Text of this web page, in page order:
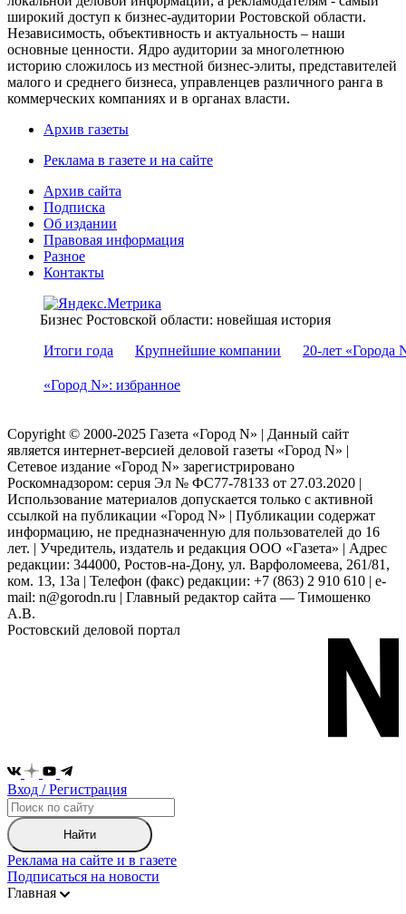
широкий доступ к бизнес-аудитории Ростовской области.
Независимость, объективность и актуальность – наши
основные ценности. Ядро аудитории за многолетнюю
историю сложилось из местной бизнес-элиты, представителей
малого и среднего бизнеса, управленцев различного ранга в
коммерческих компаниях и в органах власти.
Архив газеты
Реклама в газете и на сайте
Архив сайта
Подписка
Об издании
Правовая информация
Разное
Контакты
Бизнес Ростовской области: новейшая история
Итоги года
Крупнейшие компании 20-лет «Города
«Город N»: избранное
Copyright © 2000-2025 Газета «Город N» | Данный сайт
является интернет-версией деловой газеты «Город N» |
Сетевое издание «Город N» зарегистрировано
Роскомнадзором: серuя Эл № ФС77-78133 от 27.03.2020 |
Использование материалов допускается только с активной
ссылкой на публикации «Город N» | Публикации содержат
информацию, не предназначенную для пользователей до 16
лет. | Учредитель, издатель и редакция ООО «Газета» | Адрес
редакции: 344000, Ростов-на-Дону, ул. Варфоломеева, 261/81,
ком. 13, 13а | Телефон (факс) редакции: +7 (863) 2 910 610 | e-
mail: n@gorodn.ru | Главный редактор сайта — Тимошенко
А.В.
Ростовский деловой портал
Вход / Регистрация
Найти
Реклама на сайте и в газете
Подписаться на новости
Главная